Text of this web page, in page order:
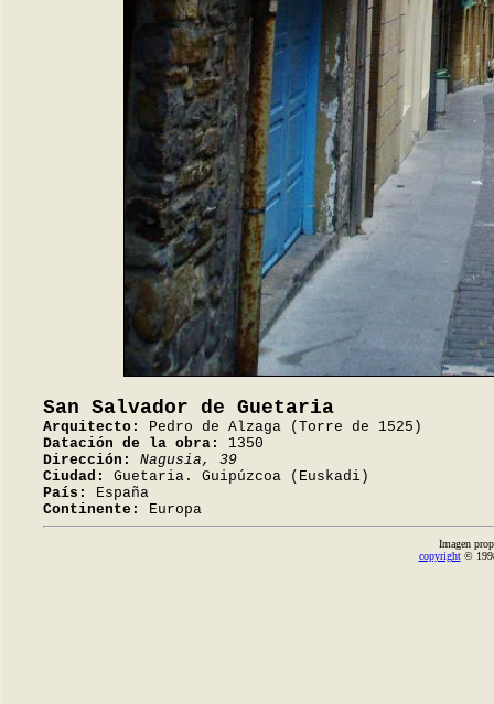
San Salvador de Guetaria
Arquitecto:
Pedro de Alzaga (Torre de 1525)
Datación de la obra:
1350
Dirección:
Nagusia, 39
Ciudad:
Guetaria. Guipúzcoa (Euskadi)
País:
España
Continente:
Europa
Imagen
copyright©